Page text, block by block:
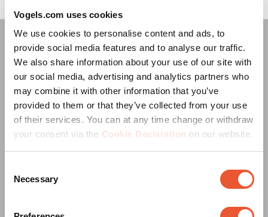
Vogels.com uses cookies
We use cookies to personalise content and ads, to
provide social media features and to analyse our traffic.
We also share information about your use of our site with
our social media, advertising and analytics partners who
may combine it with other information that you’ve
provided to them or that they’ve collected from your use
of their services. You can at any time change or withdraw
your consent via the Cookie Declaration on our website.
Selection
Necessary
Zu unseren nachhaltigen
Initiativen gehören: